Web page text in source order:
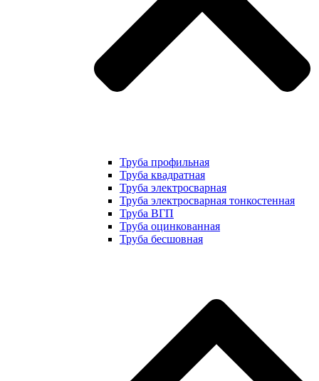
Труба профильная
Труба квадратная
Труба электросварная
Труба электросварная тонкостенная
Труба ВГП
Труба оцинкованная
Труба бесшовная